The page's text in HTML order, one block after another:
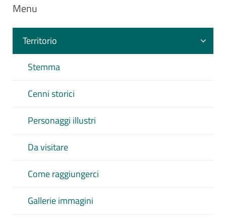
Menu
Territorio
Stemma
Cenni storici
Personaggi illustri
Da visitare
Come raggiungerci
Gallerie immagini